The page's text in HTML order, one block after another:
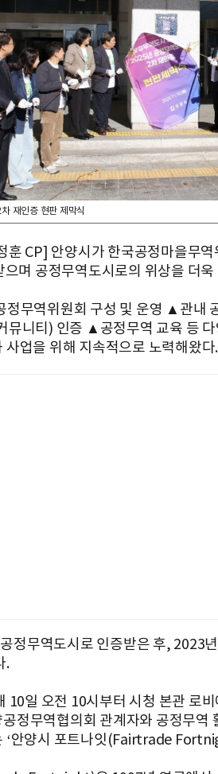
재인증 현판 제막식
훈 CP] 안양시가 한국공정마을무역
으며 공정무역도시로의 위상을 더
무역위원회 구성 및 운영 ▲관내
뮤니티) 인증 ▲공정무역 교육 등
사업을 위해 지속적으로 노력해왔다.
정무역도시로 인증받은 후, 2023
.
10일 오전 10시부터 시청 본관 로
정무역협의회 관계자와 공정무역
‘안양시 포트나잇(Fairtrade